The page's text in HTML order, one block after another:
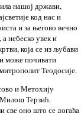
нашој држави,
код нас и
и за његово вечно
а небеско увек и
која се из љубави
може почивати
Теодосије.
и Метохију
Милош Терзић.
све оно што се догађа